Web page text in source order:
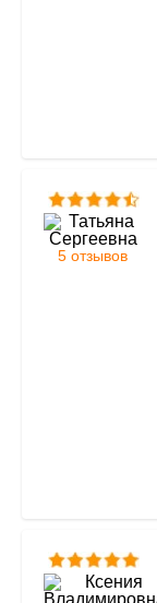
5 отзывов